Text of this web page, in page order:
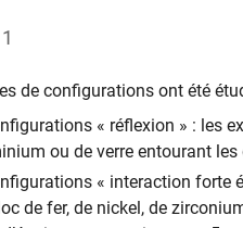
de configurations ont été
« réflexion » : les
ou de verre entourant
« interaction forte
de fer, de nickel, de